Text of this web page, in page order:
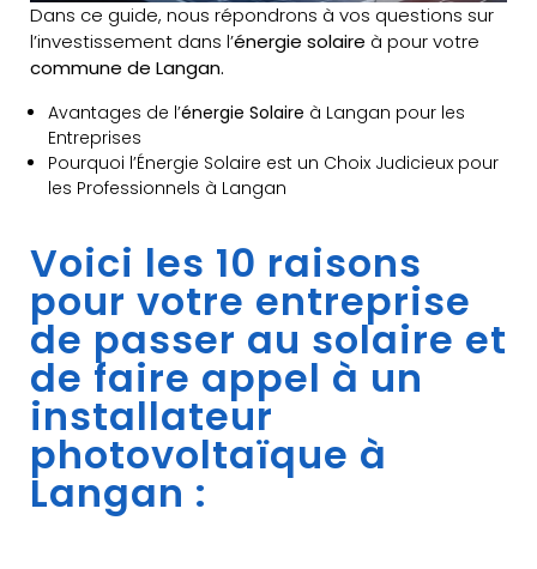
Dans ce guide, nous répondrons à vos questions sur
l’investissement dans l’énergie solaire à pour votre
commune de Langan.
Avantages de l’énergie Solaire à Langan pour les
Entreprises
Pourquoi l’Énergie Solaire est un Choix Judicieux pour
les Professionnels à Langan
Voici les 10 raisons
pour votre entreprise
de passer au solaire et
de faire appel à un
installateur
photovoltaïque à
Langan :